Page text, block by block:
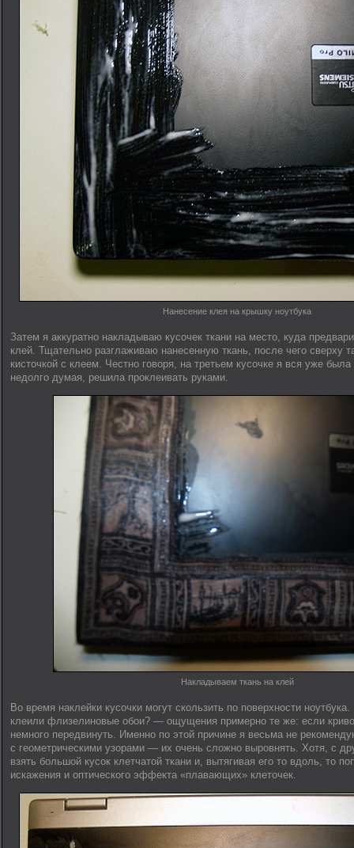
Нанесение клея на крышку ноутбука
Затем я аккуратно накладываю кусочек ткани на место, куда
клей. Тщательно разглаживаю нанесенную ткань, после чего сверху
кисточкой с клеем. Честно говоря, на третьем кусочке я вся уже
недолго думая, решила проклеивать руками.
Накладываем ткань на клей
Во время наклейки кусочки могут скользить по поверхности
клеили флизелиновые обои? — ощущения примерно те же: если
немного передвинуть. Именно по этой причине я весьма не
с геометрическими узорами — их очень сложно выровнять. Хотя, с
взять большой кусок клетчатой ткани и, вытягивая его то вдоль, то
искажения и оптического эффекта «плавающих» клеточек.